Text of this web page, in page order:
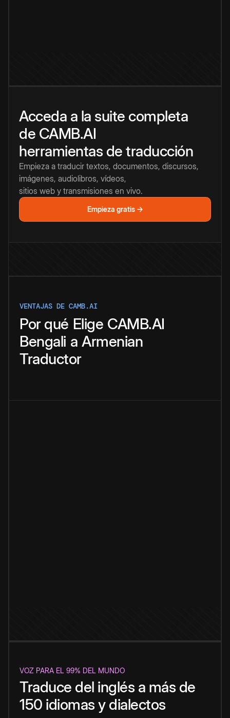
Acceda a la suite completa
de CAMB.AI
herramientas de traducción
Empieza a traducir textos, documentos, discursos,
imágenes, audiolibros, vídeos,
sitios web y transmisiones en vivo.
Empieza gratis →
VENTAJAS DE CAMB.AI
Por qué Elige CAMB.AI
Bengali a Armenian
Traductor
VOZ PARA EL 99% DEL MUNDO
Traduce del inglés a más de
150 idiomas y dialectos